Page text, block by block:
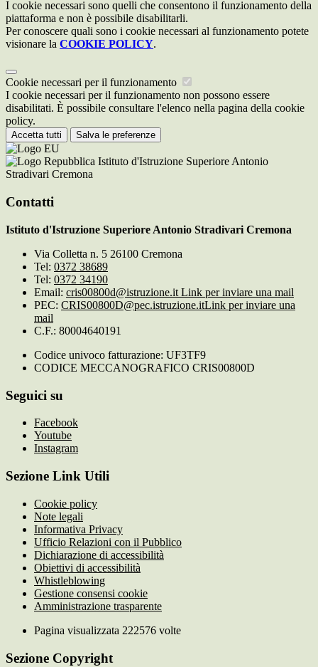
I cookie necessari sono quelli che consentono il funzionamento della
piattaforma e non è possibile disabilitarli.
Per conoscere quali sono i cookie necessari al funzionamento potete
visionare la COOKIE POLICY.
Cookie necessari per il funzionamento
I cookie necessari per il funzionamento non possono essere
disabilitati. È possibile consultare l'elenco nella pagina della cookie
policy.
Accetta tutti Salva le preferenze
Istituto d'Istruzione Superiore Antonio
Stradivari Cremona
Contatti
Istituto d'Istruzione Superiore Antonio Stradivari Cremona
Via Colletta n. 5 26100 Cremona
Tel: 0372 38689
Tel: 0372 34190
Email: cris00800d@istruzione.it Link per inviare una mail
PEC: CRIS00800D@pec.istruzione.itLink per inviare una
mail
C.F.: 80004640191
Codice univoco fatturazione: UF3TF9
CODICE MECCANOGRAFICO CRIS00800D
Seguici su
Facebook
Youtube
Instagram
Sezione Link Utili
Cookie policy
Note legali
Informativa Privacy
Ufficio Relazioni con il Pubblico
Dichiarazione di accessibilità
Obiettivi di accessibilità
Whistleblowing
Gestione consensi cookie
Amministrazione trasparente
Pagina visualizzata 222576 volte
Sezione Copyright